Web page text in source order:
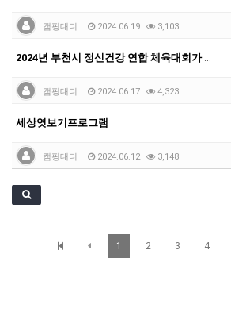
캠핑대디 2024.06.19 3,103
2024년 부천시 정신건강 연합 체육대회가 진행되었습니…
캠핑대디 2024.06.17 4,323
세상엿보기프로그램
캠핑대디 2024.06.12 3,148
1 2 3 4